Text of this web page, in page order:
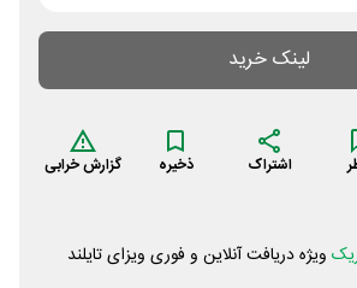
لینک خرید
اشتراک ذخیره گزارش خرابی
ویژه دریافت آنلاین و فوری ویزای تایلند